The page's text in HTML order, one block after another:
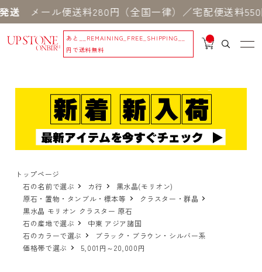
ル便送料280円（全国一律）／宅配便送料550円
あと
__REMAINING_FREE_SHIPPING__
円で送料無料
__
IT
_
トップページ
石の名前で選ぶ
カ行
黒水晶(モリオン)
原石・置物・タンブル・標本等
クラスター・群晶
黒水晶 モリオン クラスター 原石
石の産地で選ぶ
中東 アジア諸国
石のカラーで選ぶ
ブラック・ブラウン・シルバー系
価格帯で選ぶ
5,001円～20,000円